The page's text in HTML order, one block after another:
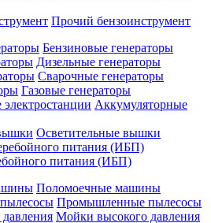
Прочий бензоинструмент
Бензиновые генераторы
Дизельные генераторы
Сварочные генераторы
Газовые генераторы
Аккумуляторные
Осветительные вышки
питания (ИБП)
Поломоечные машины
Промышленные пылесосы
Мойки высокого давления